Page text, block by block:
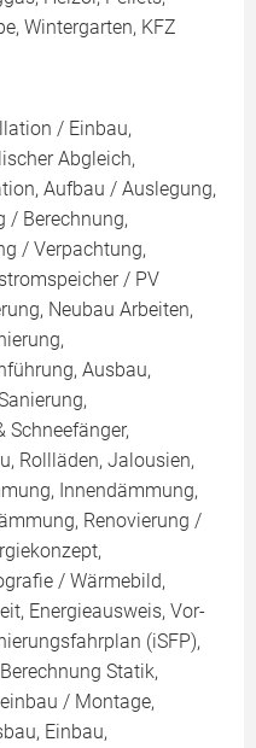
Wintergarten, KFZ
/ Einbau,
Abgleich,
Aufbau / Auslegung,
/ Berechnung,
/ Verpachtung,
/ PV
Neubau Arbeiten,
Ausbau,
Schneefänger,
Rollläden, Jalousien,
Innendämmung,
Renovierung /
/ Wärmebild,
Energieausweis, Vor-
(iSFP),
Statik,
/ Montage,
Einbau,